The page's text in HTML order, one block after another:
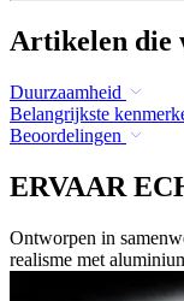
Artikelen die
Duurzaamheid
Belangrijkste
Beoordelingen
ERVAAR
Ontworpen in
realisme met